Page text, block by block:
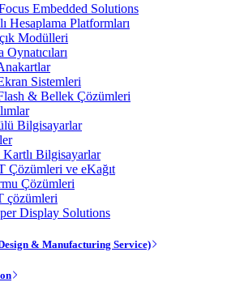
Embedded Solutions
Hesaplama Platformları
Modülleri
Sistemleri
& Bellek Çözümleri
Bilgisayarlar
Bilgisayarlar
Çözümleri ve eKağıt
Çözümleri
çözümleri
Display Solutions
& Manufacturing Service)